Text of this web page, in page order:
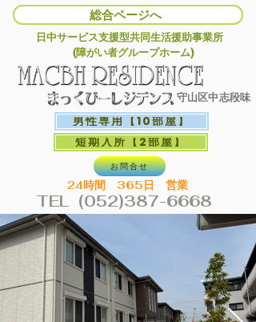
キャニアムケア合同会社
医療・福祉CANIAMグループ
365日24時間対応
お問合せ(0568)26-1900
MAIL : info@caniam.co.jp
総合ページへ
直通(070)4436-8000
総合ページへ
​日中サービス支援型共同生活援助事業所
(障がい者グループホーム)
守山区中志段味
男性専用【10部屋】
短期入所【2部屋】
お問合せ
24時間 365日 営業
TEL (052)387-6668